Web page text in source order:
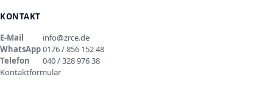
KONTAKT
E-Mail
info@zrce.de
WhatsApp0176 / 856 152 48
Telefon
040 / 328 976 38
Kontaktformular